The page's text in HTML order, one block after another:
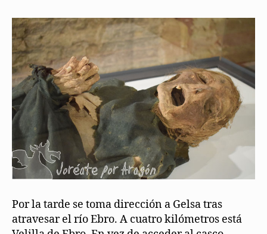
Por la tarde se toma dirección a Gelsa tras
atravesar el río Ebro. A cuatro kilómetros está